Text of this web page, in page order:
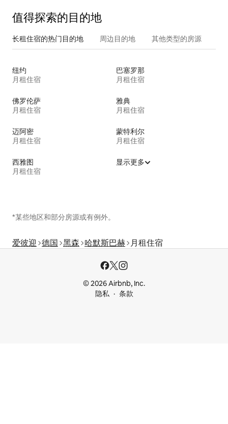
值得探索的目的地
长租住宿的热门目的地 周边目的地 其他类型的房源
纽约
月租住宿
巴塞罗那
月租住宿
佛罗伦萨
月租住宿
雅典
月租住宿
迈阿密
月租住宿
蒙特利尔
月租住宿
西雅图
月租住宿
显示更多
*某些地区和部分房源或有例外。
爱彼迎 德国 黑森 哈默斯巴赫 月租住宿
© 2026 Airbnb, Inc.
隐私
条款